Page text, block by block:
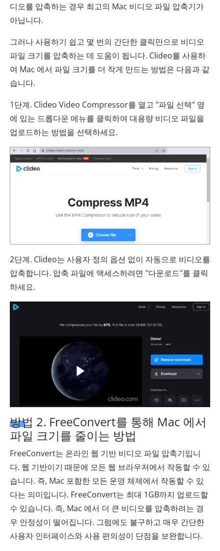
디오를 압축하는 경우 최고의 Mac 비디오 파일 압축기가
아닙니다.
그러나 사용하기 쉽고 몇 번의 간단한 클릭만으로 비디오
파일 크기를 압축하는 데 도움이 됩니다. Clideo를 사용하
여 Mac 에서 파일 크기를 더 작게 만드는 방법은 다음과 같
습니다.
1단계. Clideo Video Compressor를 열고 "파일 선택" 옆
에 있는 드롭다운 메뉴를 클릭하여 대용량 비디오 파일을
업로드하는 방법을 선택하세요.
2단계. Clideo는 사용자 정의 옵션 없이 자동으로 비디오를
압축합니다. 압축 파일에 액세스하려면 "다운로드"를 클릭
하세요.
방법 2. FreeConvert를 통해 Mac 에서
파일 크기를 줄이는 방법
FreeConvert는 온라인 웹 기반 비디오 파일 압축기입니
다. 웹 기반이기 때문에 모든 웹 브라우저에서 작동할 수 있
습니다. 즉, Mac 포함한 모든 운영 체제에서 작동할 수 있
다는 의미입니다. FreeConvert는 최대 1GB까지 업로드할
수 있습니다. 즉, Mac 에서 더 큰 비디오를 압축하려는 경
우 안정성이 떨어집니다. 그럼에도 불구하고 매우 간단한
사용자 인터페이스와 사용 편의성이 단점을 보완합니다.